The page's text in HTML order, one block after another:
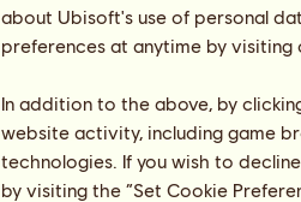
about Ubisoft's use of personal
preferences at anytime by
In addition to the above, by
website activity, including game
technologies. If you wish to
by visiting the “Set Cookie